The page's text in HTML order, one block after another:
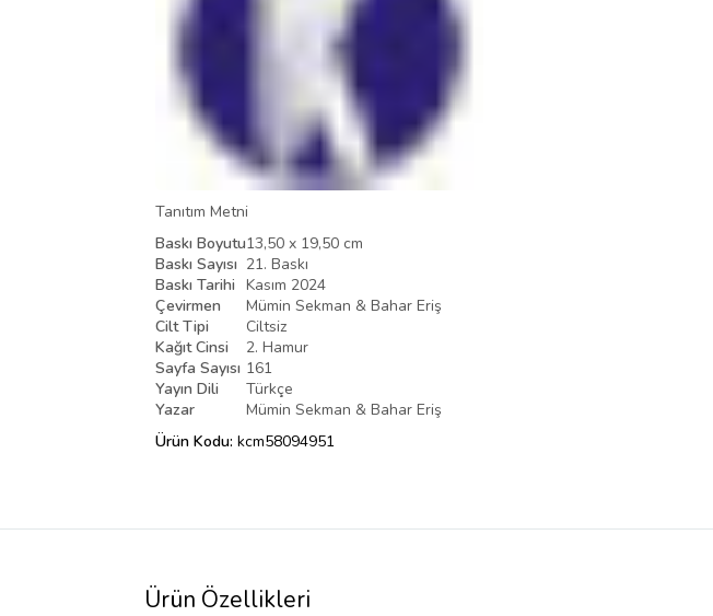
Tanıtım Metni
Baskı Boyutu13,50 x 19,50 cm
Baskı Sayısı 21. Baskı
Baskı Tarihi Kasım 2024
Çevirmen
Mümin Sekman & Bahar Eriş
Cilt Tipi
Ciltsiz
Kağıt Cinsi
2. Hamur
Sayfa Sayısı 161
Yayın Dili
Türkçe
Yazar
Mümin Sekman & Bahar Eriş
Ürün Kodu: kcm58094951
Ürün Özellikleri